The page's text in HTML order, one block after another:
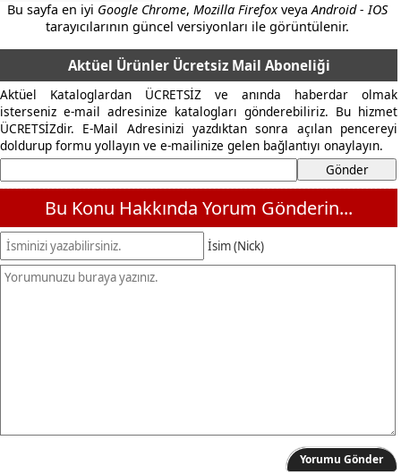
Bu sayfa en iyi Google Chrome,Mozilla Firefox veyaAndroid - IOS
tarayıcılarının güncel versiyonları ile görüntülenir.
Aktüel Ürünler Ücretsiz Mail Aboneliği
Aktüel Kataloglardan ÜCRETSİZ ve anında haberdar olmak
isterseniz e-mail adresinize katalogları gönderebiliriz. Bu hizmet
ÜCRETSİZdir. E-Mail Adresinizi yazdıktan sonra açılan pencereyi
doldurup formu yollayın ve e-mailinize gelen bağlantıyı onaylayın.
Bu Konu Hakkında Yorum Gönderin...
İsim (Nick)
Yorumu Gönder